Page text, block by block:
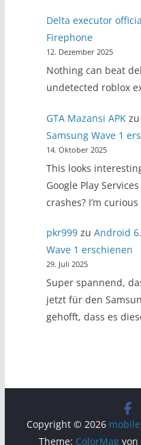
Delta executor
Firephone
12. Dezember 2025
Nothing can beat
undetected roblox
GTA Mazansi APK
Samsung Wave 1
14. Oktober 2025
This looks
Google Play
crashes? I’m
pkr999 zuAndroid
Wave 1 erschienen
29. Juli 2025
Super spannend,
jetzt für den
gehofft, dass es
Copyright © 2026
Theme: ColorMagvon